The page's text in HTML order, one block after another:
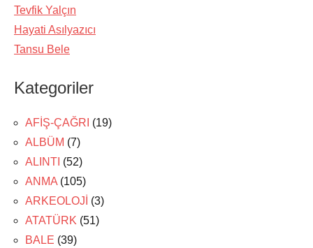
Tevfik Yalçın
Hayati Asılyazıcı
Tansu Bele
Kategoriler
AFİŞ-ÇAĞRI (19)
ALBÜM (7)
ALINTI (52)
ANMA (105)
ARKEOLOJİ (3)
ATATÜRK (51)
BALE (39)